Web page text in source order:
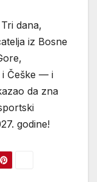
dana,
iz Bosne
i Češke — i
da zna
godine!